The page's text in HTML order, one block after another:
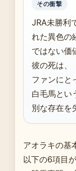
その衝撃
JRA未勝利
れた異色の
ではない価
彼の死は、
ファンにと
白毛馬とい
別な存在を
アオラキの基
以下の6項目